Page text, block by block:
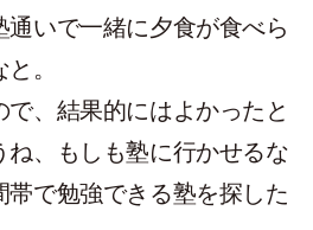
通いで一緒に夕食が食べら
。
、結果的にはよかったと
ね、もしも塾に行かせるな
帯で勉強できる塾を探した